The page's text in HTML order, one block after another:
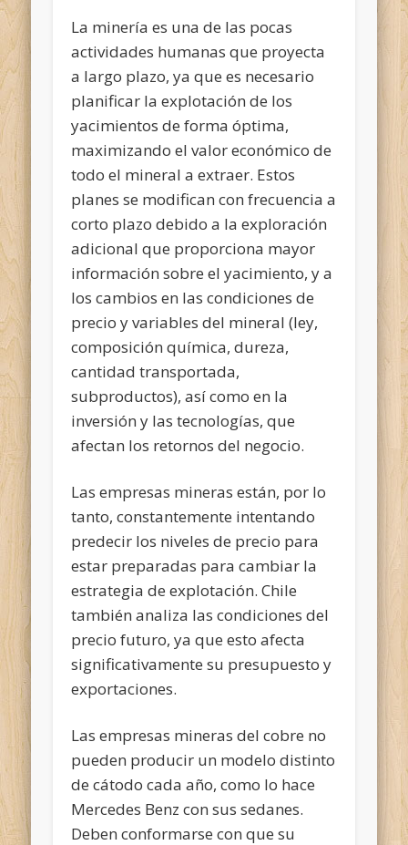
La minería es una de las pocas
actividades humanas que proyecta
a largo plazo, ya que es necesario
planificar la explotación de los
yacimientos de forma óptima,
maximizando el valor económico de
todo el mineral a extraer. Estos
planes se modifican con frecuencia a
corto plazo debido a la exploración
adicional que proporciona mayor
información sobre el yacimiento, y a
los cambios en las condiciones de
precio y variables del mineral (ley,
composición química, dureza,
cantidad transportada,
subproductos), así como en la
inversión y las tecnologías, que
afectan los retornos del negocio.
Las empresas mineras están, por lo
tanto, constantemente intentando
predecir los niveles de precio para
estar preparadas para cambiar la
estrategia de explotación. Chile
también analiza las condiciones del
precio futuro, ya que esto afecta
significativamente su presupuesto y
exportaciones.
Las empresas mineras del cobre no
pueden producir un modelo distinto
de cátodo cada año, como lo hace
Mercedes Benz con sus sedanes.
Deben conformarse con que su